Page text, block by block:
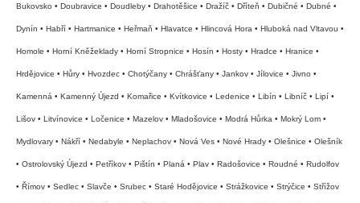
Bukovsko • Doubravice • Doudleby • Drahotěšice • Dražíč • Dříteň • Dubičné • Dubné •
Dynín • Habří • Hartmanice • Heřmaň • Hlavatce • Hlincová Hora • Hluboká nad Vltavou •
Homole • Horní Kněžeklady • Horní Stropnice • Hosín • Hosty • Hradce • Hranice •
Hrdějovice • Hůry • Hvozdec • Chotýčany • Chrášťany • Jankov • Jílovice • Jivno •
Kamenná • Kamenný Újezd • Komařice • Kvítkovice • Ledenice • Libín • Libníč • Lipí •
Lišov • Litvínovice • Ločenice • Mazelov • Mladošovice • Modrá Hůrka • Mokrý Lom •
Mydlovary • Nákří • Nedabyle • Neplachov • Nová Ves • Nové Hrady • Olešnice • Olešník
• Ostrolovský Újezd • Petříkov • Pištín • Planá • Plav • Radošovice • Roudné • Rudolfov
• Římov • Sedlec • Slavče • Srubec • Staré Hodějovice • Strážkovice • Strýčice • Střížov